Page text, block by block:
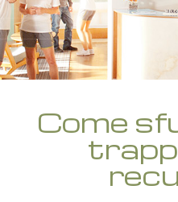
Come